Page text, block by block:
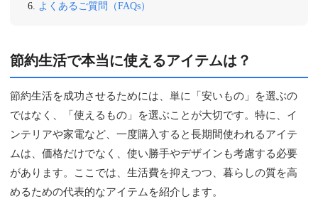
よくあるご質問（FAQs）
節約生活で本当に使えるアイテムは？
節約生活を成功させるためには、単に「安いもの」を選ぶの
ではなく、「使えるもの」を選ぶことが大切です。特に、イ
ンテリアや家電など、一度購入すると長期間使われるアイテ
ムは、価格だけでなく、使い勝手やデザインも考慮する必要
があります。ここでは、生活費を抑えつつ、暮らしの質を高
めるための代表的なアイテムを紹介します。